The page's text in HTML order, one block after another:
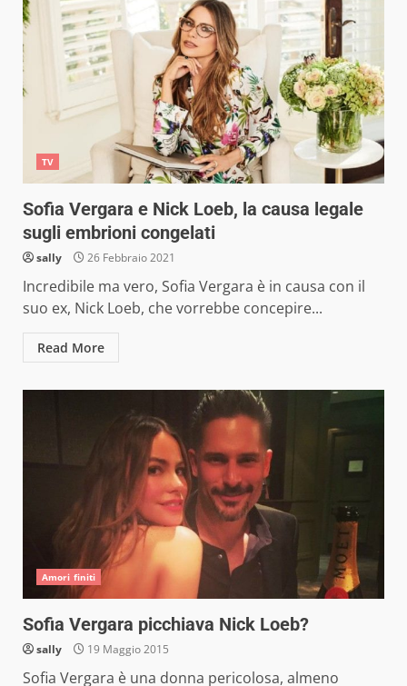
TV
Sofia Vergara e Nick Loeb, la causa legale
sugli embrioni congelati
sally 26 Febbraio 2021
Incredibile ma vero, Sofia Vergara è in causa con il
suo ex, Nick Loeb, che vorrebbe concepire...
Read More
Amori finiti
Sofia Vergara picchiava Nick Loeb?
sally 19 Maggio 2015
Sofia Vergara è una donna pericolosa, almeno